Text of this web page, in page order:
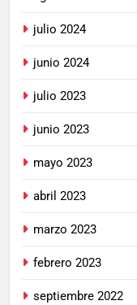
julio 2024
junio 2024
julio 2023
junio 2023
mayo 2023
abril 2023
marzo 2023
febrero 2023
septiembre 2022